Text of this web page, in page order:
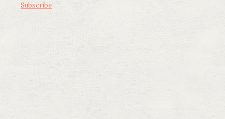
Subscribe